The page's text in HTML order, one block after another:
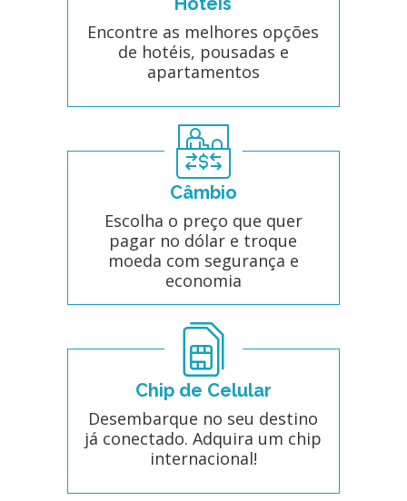
Encontre as melhores opções
de hotéis, pousadas e
apartamentos
Câmbio
Escolha o preço que quer
pagar no dólar e troque
moeda com segurança e
economia
Chip de Celular
Desembarque no seu destino
já conectado. Adquira um chip
internacional!